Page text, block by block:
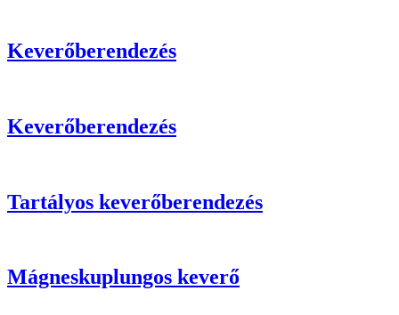
Keverőberendezés
Keverőberendezés
Tartályos keverőberendezés
Mágneskuplungos keverő